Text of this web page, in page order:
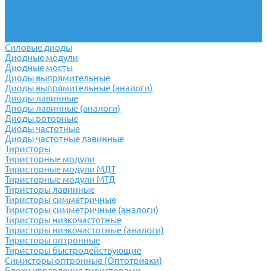
Силовые диоды
Диодные модули
Диодные мосты
Диоды выпрямительные
Диоды выпрямительные (аналоги)
Диоды лавинные
Диоды лавинные (аналоги)
Диоды роторные
Диоды частотные
Диоды частотные лавинные
Тиристоры
Тиристорные модули
Тиристорные модули МДТ
Тиристорные модули МТД
Тиристоры лавинные
Тиристоры симметричные
Тиристоры симметричные (аналоги)
Тиристоры низкочастотные
Тиристоры низкочастотные (аналоги)
Тиристоры оптронные
Тиристоры быстродействующие
Симисторы оптронные (Оптотриаки)